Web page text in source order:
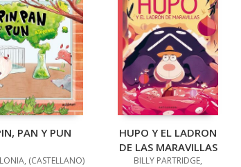
PAN Y PUN
(CASTELLANO)
HUPO Y EL LADRON
DE LAS MARAVILLAS
BILLY PARTRIDGE,